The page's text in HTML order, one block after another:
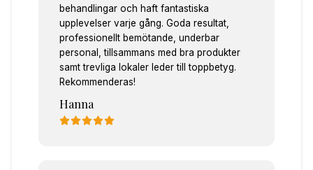
behandlingar och haft fantastiska
upplevelser varje gång. Goda resultat,
professionellt bemötande, underbar
personal, tillsammans med bra produkter
samt trevliga lokaler leder till toppbetyg.
Rekommenderas!
Hanna